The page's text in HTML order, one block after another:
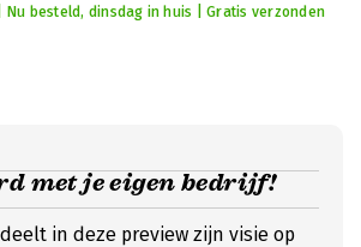
Nu besteld, dinsdag in huis | Gratis verzonden
met je eigen bedrijf!
in deze preview zijn visie op